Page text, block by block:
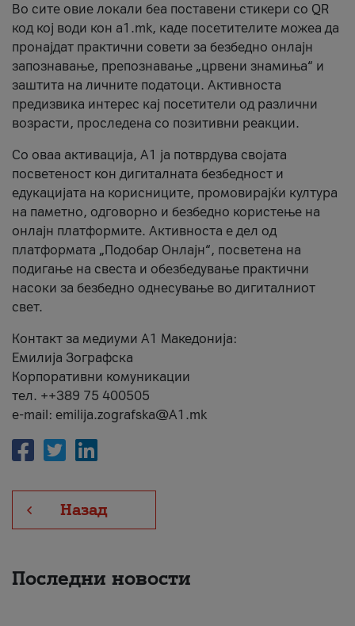
Во сите овие локали беа поставени стикери со QR
код кој води кон a1.mk, каде посетителите можеа да
пронајдат практични совети за безбедно онлајн
запознавање, препознавање „црвени знамиња“ и
заштита на личните податоци. Активноста
предизвика интерес кај посетители од различни
возрасти, проследена со позитивни реакции.
Со оваа активација, А1 ја потврдува својата
посветеност кон дигиталната безбедност и
едукацијата на корисниците, промовирајќи култура
на паметно, одговорно и безбедно користење на
онлајн платформите. Активноста е дел од
платформата „Подобар Онлајн“, посветена на
подигање на свеста и обезбедување практични
насоки за безбедно однесување во дигиталниот
свет.
Контакт за медиуми А1 Македонија:
Емилија Зографска
Корпоративни комуникации
тел. ++389 75 400505
e-mail: emilija.zografska@A1.mk
Назад
Последни новости